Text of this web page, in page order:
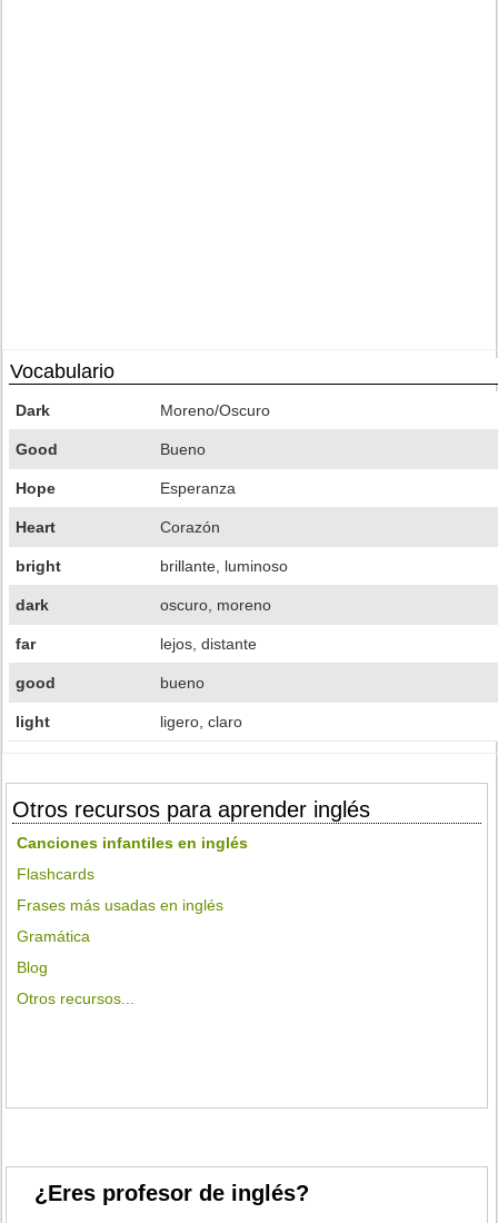
Vocabulario
Dark Moreno/Oscuro
Good Bueno
Hope Esperanza
Heart Corazón
bright brillante, luminoso
dark oscuro, moreno
far lejos, distante
good bueno
light ligero, claro
Otros recursos para aprender inglés
Canciones infantiles en inglés
Flashcards
Frases más usadas en inglés
Gramática
Blog
Otros recursos...
¿Eres profesor de inglés?